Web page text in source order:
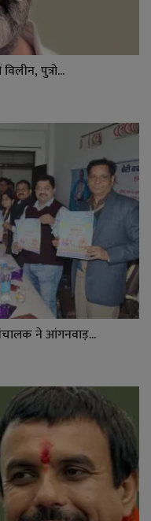
पुत्रो...
ने आंगनवाड़...